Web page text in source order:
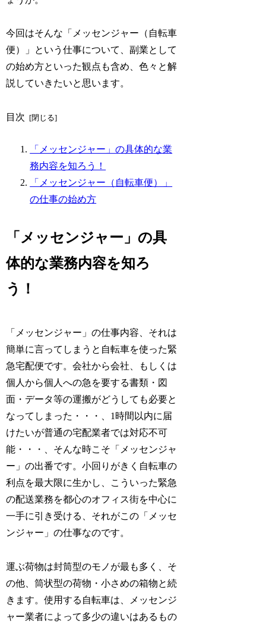
今回はそんな「メッセンジャー（自転車
便）」という仕事について、副業として
の始め方といった観点も含め、色々と解
説していきたいと思います。
目次
「メッセンジャー」の具体的な業
務内容を知ろう！
「メッセンジャー（自転車便）」
の仕事の始め方
「メッセンジャー」の具
体的な業務内容を知ろ
う！
「メッセンジャー」の仕事内容、それは
簡単に言ってしまうと自転車を使った緊
急宅配便です。会社から会社、もしくは
個人から個人への急を要する書類・図
面・データ等の運搬がどうしても必要と
なってしまった・・・、1時間以内に届
けたいが普通の宅配業者では対応不可
能・・・、そんな時こそ「メッセンジャ
ー」の出番です。小回りがきく自転車の
利点を最大限に生かし、こういった緊急
の配送業務を都心のオフィス街を中心に
一手に引き受ける、それがこの「メッセ
ンジャー」の仕事なのです。
運ぶ荷物は封筒型のモノが最も多く、そ
の他、筒状型の荷物・小さめの箱物と続
きます。使用する自転車は、メッセンジ
ャー業者によって多少の違いはあるもの